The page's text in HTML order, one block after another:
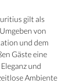
gilt als
von
und dem
Gäste eine
und
Ambiente